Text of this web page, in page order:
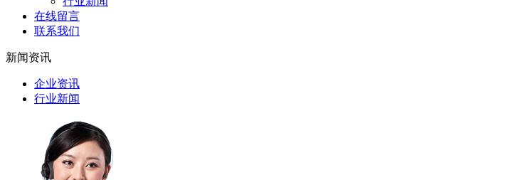
在线留言
联系我们
新闻资讯
企业资讯
行业新闻